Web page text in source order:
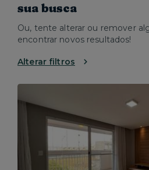
sua busca
Ou, tente alterar ou remover
encontrar novos resultados!
Alterar filtros